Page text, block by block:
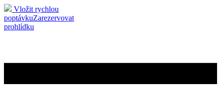
Vložit rychlou
poptávkuZarezervovat
prohlídku